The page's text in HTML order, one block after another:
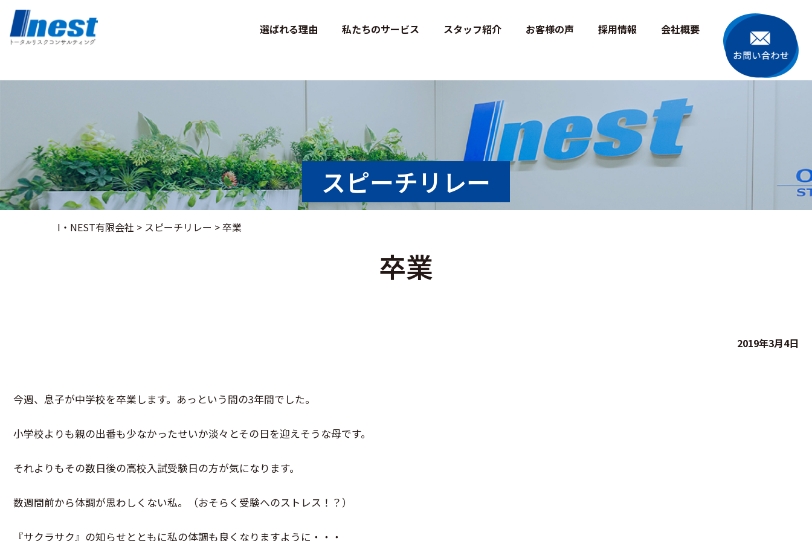
選ばれる理由 私たちのサービス スタッフ紹介 お客様の声 採用情報 会社概要
Warning : Undefined array key 0 in
スピーチリレー
I・NEST有限会社 > スピーチリレー >卒業
卒業
2019年3月4日
今週、息子が中学校を卒業します。あっという間の3年間でした。
小学校よりも親の出番も少なかったせいか淡々とその日を迎えそうな母です。
それよりもその数日後の高校入試受験日の方が気になります。
数週間前から体調が思わしくない私。（おそらく受験へのストレス！？）
『サクラサク』の知らせとともに私の体調も良くなりますように・・・